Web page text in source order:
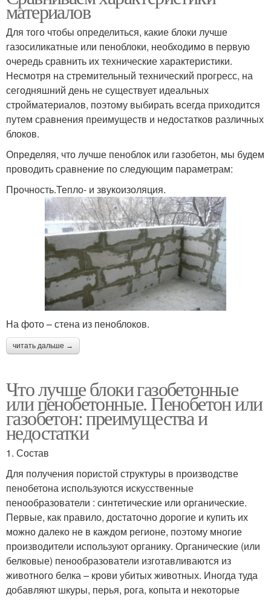
материалов
Для того чтобы определиться, какие блоки лучше
газосиликатные или пеноблоки, необходимо в первую
очередь сравнить их технические характеристики.
Несмотря на стремительный технический прогресс, на
сегодняшний день не существует идеальных
стройматериалов, поэтому выбирать всегда приходится
путем сравнения преимуществ и недостатков различных
блоков.
Определяя, что лучше пеноблок или газобетон, мы будем
проводить сравнение по следующим параметрам:
Прочность.Тепло- и звукоизоляция.
На фото – стена из пеноблоков.
читать дальше →
Что лучше блоки газобетонные
или пенобетонные. Пенобетон или
газобетон: преимущества и
недостатки
1. Состав
Для получения пористой структуры в производстве
пенобетона используются искусственные
пенообразователи : синтетические или органические.
Первые, как правило, достаточно дорогие и купить их
можно далеко не в каждом регионе, поэтому многие
производители используют органику. Органические (или
белковые) пенообразователи изготавливаются из
животного белка – крови убитых животных. Иногда туда
добавляют шкуры, перья, рога, копыта и некоторые